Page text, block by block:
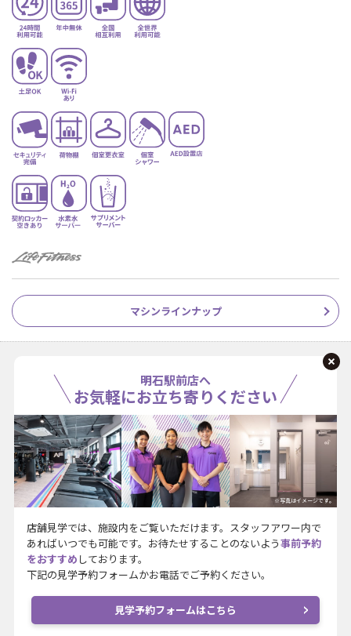
マシンラインナップ
明石駅前店へ
お気軽にお立ち寄りください
※写真はイメージです。
店舗見学では、施設内をご覧いただけます。スタッフアワー内で
あればいつでも可能です。お待たせすることのないよう事前予約
をおすすめ しております。
下記の見学予約フォームかお電話でご予約ください。
見学予約フォームはこちら